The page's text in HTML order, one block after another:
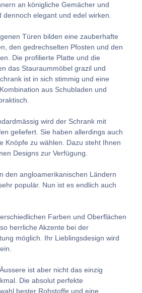
an königliche Gemächer und
dennoch elegant und edel wirken.
Türen bilden eine zauberhafte
den gedrechselten Pfosten und den
Die profilierte Platte und die
das Stauraummöbel grazil und
ist in sich stimmig und eine
aus Schubladen und
wird der Schrank mit
geliefert. Sie haben allerdings auch
Knöpfe zu wählen. Dazu steht Ihnen
Designs zur Verfügung.
den angloamerikanischen Ländern
populär. Nun ist es endlich auch
Farben und Oberflächen
herrliche Akzente bei der
möglich. Ihr Lieblingsdesign wird
ist aber nicht das einzig
Die absolut perfekte
bester Rohstoffe und eine